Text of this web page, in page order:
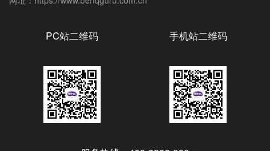
PC站二维码 手机站二维码